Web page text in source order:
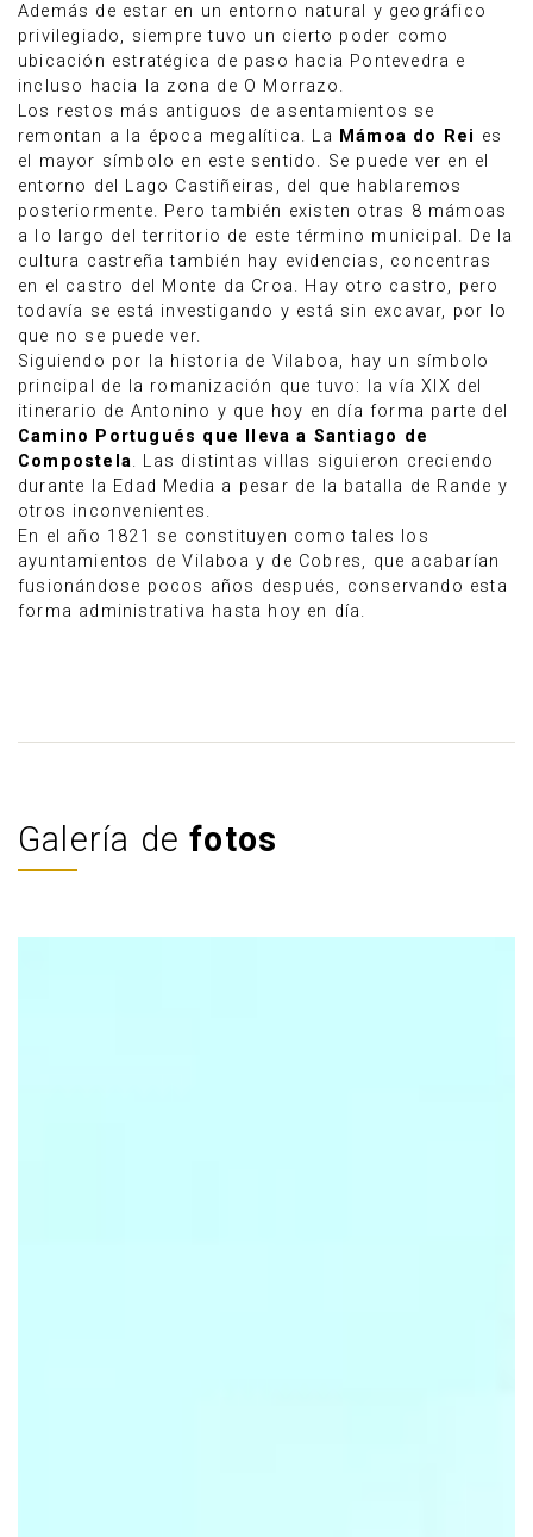
Además de estar en un entorno natural y geográfico
privilegiado, siempre tuvo un cierto poder como
ubicación estratégica de paso hacia Pontevedra e
incluso hacia la zona de O Morrazo.
Los restos más antiguos de asentamientos se
remontan a la época megalítica. La Mámoa do Rei es
el mayor símbolo en este sentido. Se puede ver en el
entorno del Lago Castiñeiras, del que hablaremos
posteriormente. Pero también existen otras 8 mámoas
a lo largo del territorio de este término municipal. De la
cultura castreña también hay evidencias, concentras
en el castro del Monte da Croa. Hay otro castro, pero
todavía se está investigando y está sin excavar, por lo
que no se puede ver.
Siguiendo por la historia de Vilaboa, hay un símbolo
principal de la romanización que tuvo: la vía XIX del
itinerario de Antonino y que hoy en día forma parte del
Camino Portugués que lleva a Santiago de
Compostela. Las distintas villas siguieron creciendo
durante la Edad Media a pesar de la batalla de Rande y
otros inconvenientes.
En el año 1821 se constituyen como tales los
ayuntamientos de Vilaboa y de Cobres, que acabarían
fusionándose pocos años después, conservando esta
forma administrativa hasta hoy en día.
Galería defotos